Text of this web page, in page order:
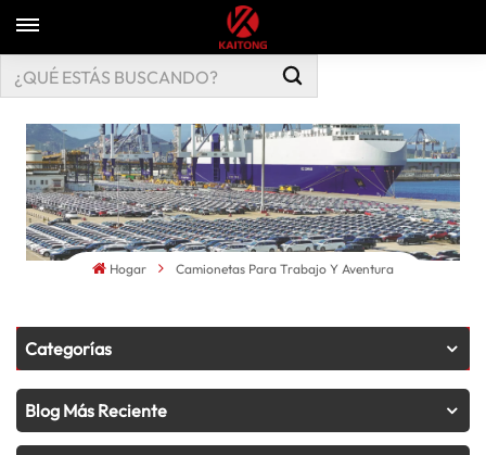
Hogar Camionetas Para Trabajo Y Aventura
Categorías
Blog Más Reciente